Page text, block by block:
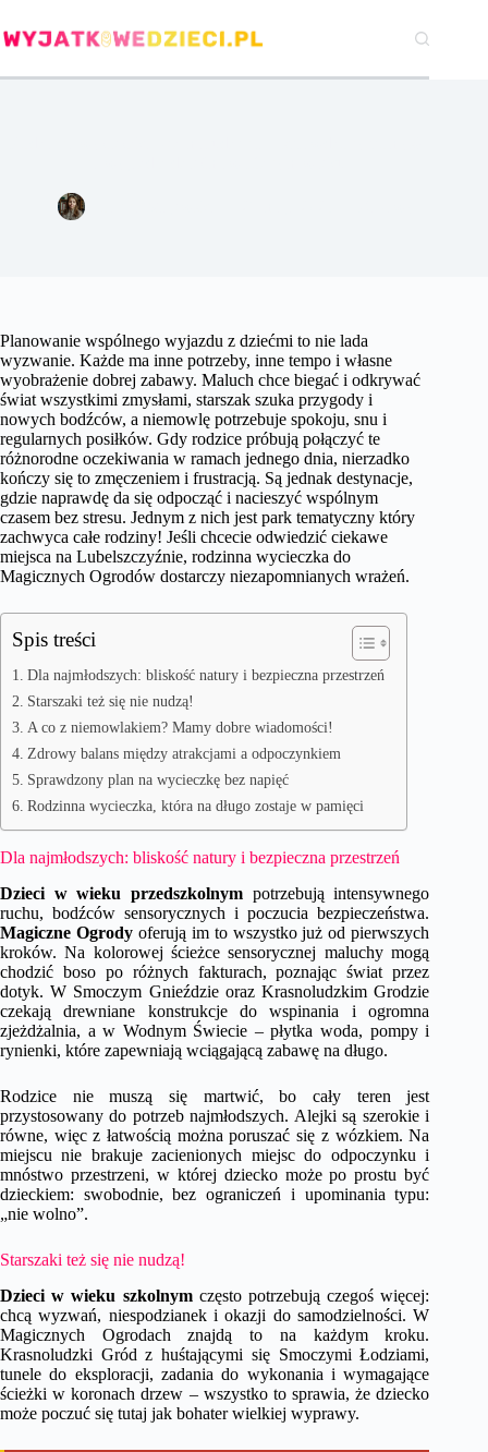
do
treści
Planowanie wspólnego wyjazdu z dziećmi to nie lada
wyzwanie. Każde ma inne potrzeby, inne tempo i własne
wyobrażenie dobrej zabawy. Maluch chce biegać i odkrywać
świat wszystkimi zmysłami, starszak szuka przygody i
nowych bodźców, a niemowlę potrzebuje spokoju, snu i
regularnych posiłków. Gdy rodzice próbują połączyć te
różnorodne oczekiwania w ramach jednego dnia, nierzadko
kończy się to zmęczeniem i frustracją. Są jednak destynacje,
gdzie naprawdę da się odpocząć i nacieszyć wspólnym
czasem bez stresu. Jednym z nich jest park tematyczny który
zachwyca całe rodziny! Jeśli chcecie odwiedzić ciekawe
miejsca na Lubelszczyźnie, rodzinna wycieczka do
Magicznych Ogrodów dostarczy niezapomnianych wrażeń.
Spis treści
Dla najmłodszych: bliskość natury i bezpieczna przestrzeń
Starszaki też się nie nudzą!
A co z niemowlakiem? Mamy dobre wiadomości!
Zdrowy balans między atrakcjami a odpoczynkiem
Sprawdzony plan na wycieczkę bez napięć
Rodzinna wycieczka, która na długo zostaje w pamięci
Dla najmłodszych: bliskość natury i bezpieczna przestrzeń
Dzieci w wieku przedszkolnympotrzebują intensywnego
ruchu, bodźców sensorycznych i poczucia bezpieczeństwa.
Magiczne Ogrodyoferują im to wszystko już od pierwszych
kroków. Na kolorowej ścieżce sensorycznej maluchy mogą
chodzić boso po różnych fakturach, poznając świat przez
dotyk. W Smoczym Gnieździe oraz Krasnoludzkim Grodzie
czekają drewniane konstrukcje do wspinania i ogromna
zjeżdżalnia, a w Wodnym Świecie – płytka woda, pompy i
rynienki, które zapewniają wciągającą zabawę na długo.
Rodzice nie muszą się martwić, bo cały teren jest
przystosowany do potrzeb najmłodszych. Alejki są szerokie i
równe, więc z łatwością można poruszać się z wózkiem. Na
miejscu nie brakuje zacienionych miejsc do odpoczynku i
mnóstwo przestrzeni, w której dziecko może po prostu być
dzieckiem: swobodnie, bez ograniczeń i upominania typu:
„nie wolno”.
Starszaki też się nie nudzą!
Dzieci w wieku szkolnymczęsto potrzebują czegoś więcej:
chcą wyzwań, niespodzianek i okazji do samodzielności. W
Magicznych Ogrodach znajdą to na każdym kroku.
Krasnoludzki Gród z huśtającymi się Smoczymi Łodziami,
tunele do eksploracji, zadania do wykonania i wymagające
ścieżki w koronach drzew – wszystko to sprawia, że dziecko
może poczuć się tutaj jak bohater wielkiej wyprawy.